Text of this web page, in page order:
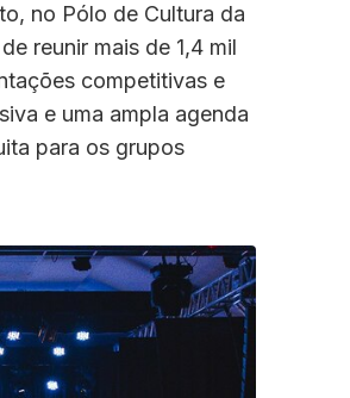
no Pólo de Cultura da
reunir mais de 1,4 mil
competitivas e
e uma ampla agenda
para os grupos